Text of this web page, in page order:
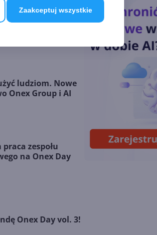
Zaakceptuj wszystkie
ludziom. Nowe
Onex Group i AI
praca zespołu
na Onex Day
Onex Day vol. 3!